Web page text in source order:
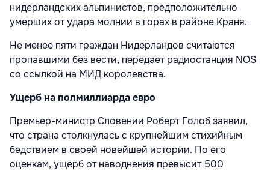
нидерландских альпинистов, предположительно
умерших от удара молнии в горах в районе Краня.
Не менее пяти граждан Нидерландов считаются
пропавшими без вести, передает радиостанция NOS
со ссылкой на МИД королевства.
Ущерб на полмиллиарда евро
Премьер-министр Словении Роберт Голоб заявил,
что страна столкнулась с крупнейшим стихийным
бедствием в своей новейшей истории. По его
оценкам, ущерб от наводнения превысит 500